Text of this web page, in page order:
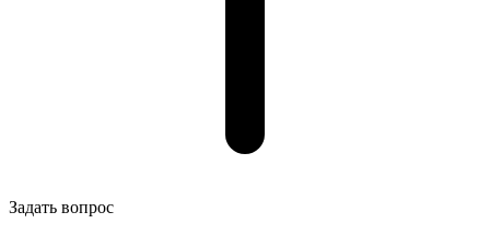
Задать вопрос